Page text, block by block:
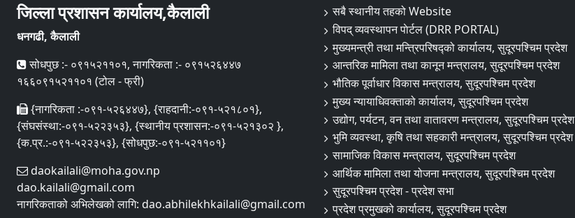
जिल्ला प्रशासन कार्यालय,कैलाली
धनगढी, कैलाली
सोधपुछ :- ०९१५२११०१, नागरिकता :- ०९१५२६४४७
१६६०९१५२११०१ (टोल - फ्री)
{नागरिकता :-०९१-५२६४४७}, {राहदानी:-०९१-५२१८०१},
{संघसंस्था:-०९१-५२२३५३}, {स्थानीय प्रशासन:-०९१-५२१३०२ },
{क.प्र.:-०९१-५२२३५३}, {सोधपुछ:-०९१-५२११०१}
daokailali@moha.gov.np
dao.kailali@gmail.com
नागरिकताको अभिलेखको लागि: dao.abhilekhkailali@gmail.com
सबै स्थानीय तहको Website
विपद् व्यवस्थापन पाेर्टल (DRR PORTAL)
मुख्यमन्त्री तथा मन्त्रिपरिषद्को कार्यालय, सुदूरपश्चिम प्रदेश
आन्तरिक मामिला तथा कानून मन्त्रालय, सुदूरपश्चिम प्रदेश
भौतिक पूर्वाधार विकास मन्त्रालय, सुदूरपश्चिम प्रदेश
मुख्य न्यायाधिवक्ताको कार्यालय, सुदूरपश्चिम प्रदेश
उद्योग, पर्यटन, वन तथा वातावरण मन्त्रालय, सुदूरपश्चिम प्रदेश
भुमि व्यवस्था, कृषि तथा सहकारी मन्त्रालय, सुदूरपश्चिम प्रदेश
सामाजिक विकास मन्त्रालय, सुदूरपश्चिम प्रदेश
आर्थिक मामिला तथा योजना मन्त्रालय, सुदूरपश्चिम प्रदेश
सुदूरपश्चिम प्रदेश - प्रदेश सभा
प्रदेश प्रमुखको कार्यालय, सुदूरपश्चिम प्रदेश